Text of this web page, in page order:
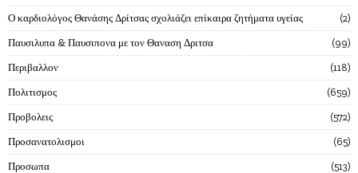
Ο καρδιολόγος Θανάσης Δρίτσας σχολιάζει επίκαιρα ζητήματα υγείας 2
Παυσιλυπα & Παυσιπονα με τον Θαναση Δριτσα 99
Περιβαλλον 118
Πολιτισμος 659
Προβολεις 572
Προσανατολισμοι 65
Προσωπα 513